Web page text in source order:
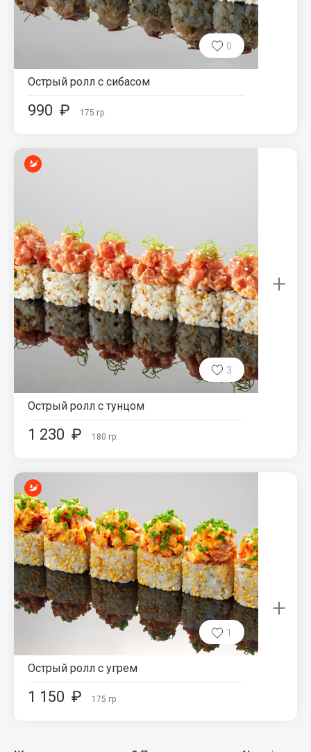
0
Острый ролл с сибасом
990 ₽ 175 гр.
3
Острый ролл с тунцом
1 230 ₽ 180 гр.
+
1
Острый ролл с угрем
1 150 ₽ 175 гр
+